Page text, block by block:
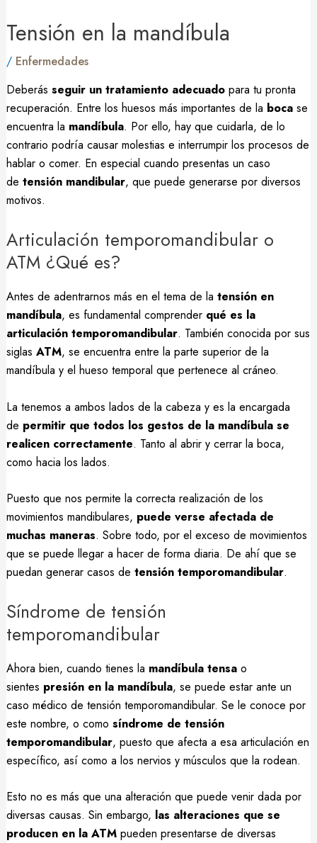
Tensión en la mandíbula
/ Enfermedades
Deberás seguir un tratamiento adecuadopara tu pronta
recuperación. Entre los huesos más importantes de la bocase
encuentra la mandíbula. Por ello, hay que cuidarla, de lo
contrario podría causar molestias e interrumpir los procesos de
hablar o comer. En especial cuando presentas un caso
de tensión mandibular, que puede generarse por diversos
motivos.
Articulación temporomandibular o
ATM ¿Qué es?
Antes de adentrarnos más en el tema de la tensión en
mandíbula, es fundamental comprender qué es la
articulación temporomandibular. También conocida por sus
siglas ATM, se encuentra entre la parte superior de la
mandíbula y el hueso temporal que pertenece al cráneo.
La tenemos a ambos lados de la cabeza y es la encargada
de permitir que todos los gestos de la mandíbula se
realicen correctamente. Tanto al abrir y cerrar la boca,
como hacia los lados.
Puesto que nos permite la correcta realización de los
movimientos mandibulares, puede verse afectada de
muchas maneras. Sobre todo, por el exceso de movimientos
que se puede llegar a hacer de forma diaria. De ahí que se
puedan generar casos de tensión temporomandibular.
Síndrome de tensión
temporomandibular
Ahora bien, cuando tienes la mandíbula tensao
sientes presión en la mandíbula, se puede estar ante un
caso médico de tensión temporomandibular. Se le conoce por
este nombre, o como síndrome de tensión
temporomandibular, puesto que afecta a esa articulación en
específico, así como a los nervios y músculos que la rodean.
Esto no es más que una alteración que puede venir dada por
diversas causas. Sin embargo, las alteraciones que se
producen en la ATMpueden presentarse de diversas